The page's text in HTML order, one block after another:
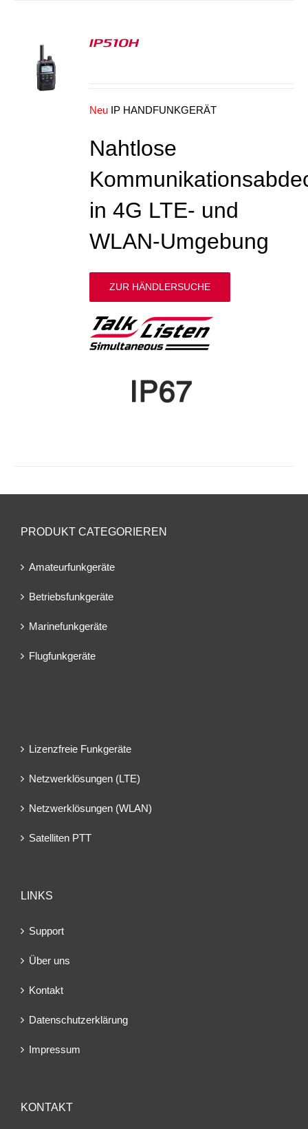
IP510H
Neu IP HANDFUNKGERÄT
Nahtlose
in 4G LTE- und
WLAN-Umgebung
ZUR HÄNDLERSUCHE
PRODUKT CATEGORIEREN
Amateurfunkgeräte
Betriebsfunkgeräte
Marinefunkgeräte
Flugfunkgeräte
Lizenzfreie Funkgeräte
Netzwerklösungen (LTE)
Netzwerklösungen (WLAN)
Satelliten PTT
LINKS
Support
Über uns
Kontakt
Datenschutzerklärung
Impressum
KONTAKT